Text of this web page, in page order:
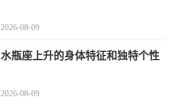
2026-08-09
水瓶座上升的身体特征和独特个性
2026-08-09